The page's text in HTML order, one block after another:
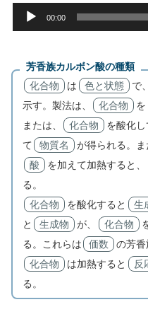
00:00
芳香族カルボン酸の種類
化合物
は 色と状態 で
示す。製法は、
化合物 を
または、
化合物 を酸化し
て
物質名 が得られる。
酸
を加えて加熱すると、
る。
化合物
を酸化すると 生
と
生成物 が、 化合物
る。これらは
価数
の芳香
化合物
は加熱すると 反
る。